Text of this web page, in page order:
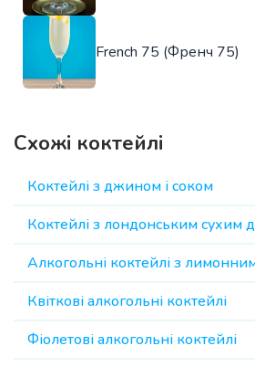
French 75 (Френч 75)
Схожі коктейлі
Коктейлі з джином і соком
Коктейлі з лондонським сухим
Алкогольні коктейлі з
Квіткові алкогольні коктейлі
Фіолетові алкогольні коктейлі